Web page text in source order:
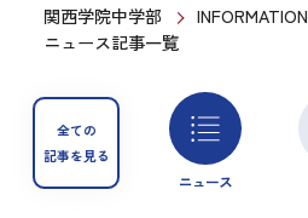
関西学院中学部
INFORMATION
ニュース記事一覧
全ての
記事を見る
ニュース